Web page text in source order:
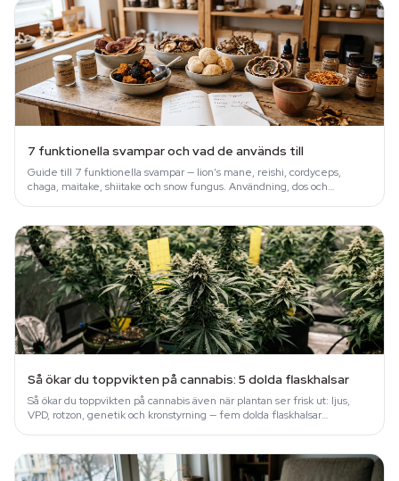
7 funktionella svampar och vad de används till
Guide till 7 funktionella svampar — lion's mane, reishi, cordyceps,
chaga, maitake, shiitake och snow fungus. Användning, dos och
Så ökar du toppvikten på cannabis: 5 dolda flaskhalsar
Så ökar du toppvikten på cannabis även när plantan ser frisk ut: ljus,
VPD, rotzon, genetik och kronstyrning — fem dolda flaskhalsar